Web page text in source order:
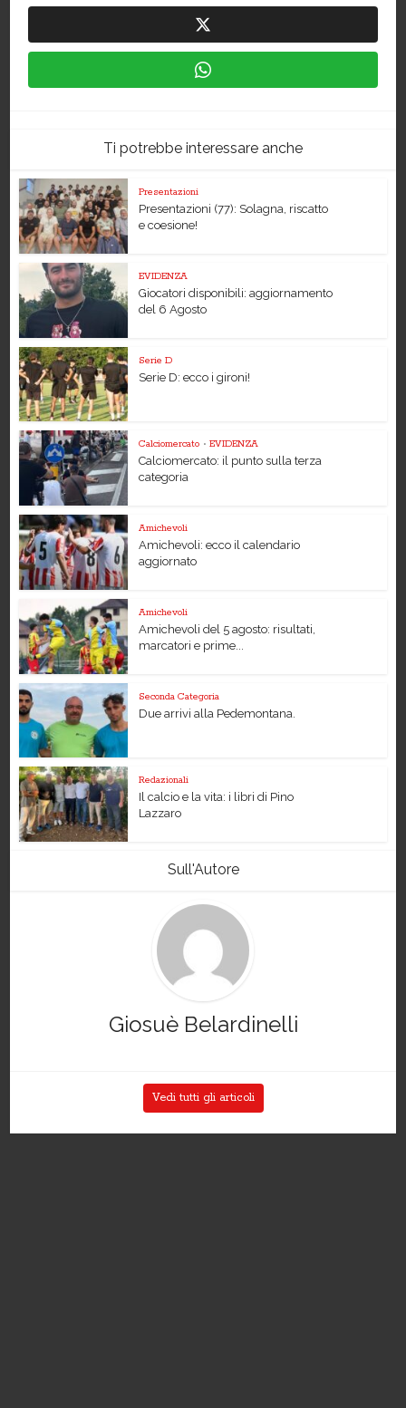
Ti potrebbe interessare anche
Presentazioni
Presentazioni (77): Solagna, riscatto
e coesione!
EVIDENZA
Giocatori disponibili: aggiornamento
del 6 Agosto
Serie D
Serie D: ecco i gironi!
Calciomercato • EVIDENZA
Calciomercato: il punto sulla terza
categoria
Amichevoli
Amichevoli: ecco il calendario
aggiornato
Amichevoli
Amichevoli del 5 agosto: risultati,
marcatori e prime...
Seconda Categoria
Due arrivi alla Pedemontana.
Redazionali
Il calcio e la vita: i libri di Pino
Lazzaro
Sull'Autore
Giosuè Belardinelli
Vedi tutti gli articoli